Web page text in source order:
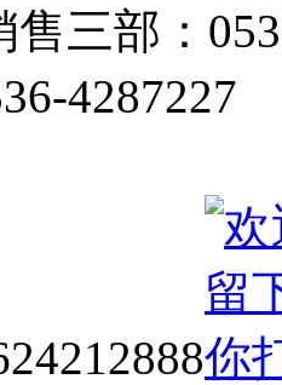
：0536-
4287227